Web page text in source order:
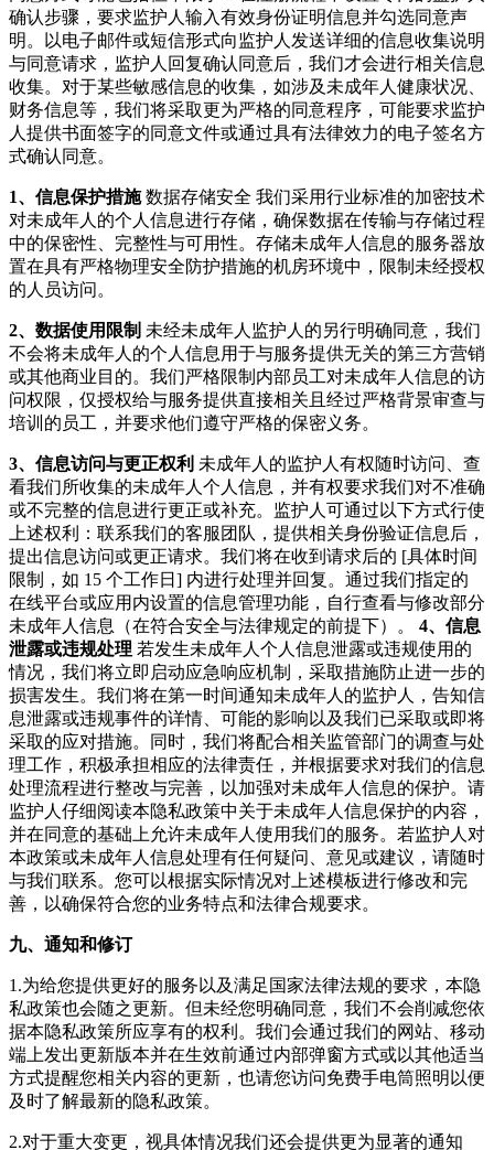
确认步骤，要求监护人输入有效身份证明信息并勾选同意声
明。以电子邮件或短信形式向监护人发送详细的信息收集说明
与同意请求，监护人回复确认同意后，我们才会进行相关信息
收集。对于某些敏感信息的收集，如涉及未成年人健康状况、
财务信息等，我们将采取更为严格的同意程序，可能要求监护
人提供书面签字的同意文件或通过具有法律效力的电子签名方
式确认同意。
1、信息保护措施数据存储安全 我们采用行业标准的加密技术
对未成年人的个人信息进行存储，确保数据在传输与存储过程
中的保密性、完整性与可用性。存储未成年人信息的服务器放
置在具有严格物理安全防护措施的机房环境中，限制未经授权
的人员访问。
2、数据使用限制 未经未成年人监护人的另行明确同意，我们
不会将未成年人的个人信息用于与服务提供无关的第三方营销
或其他商业目的。我们严格限制内部员工对未成年人信息的访
问权限，仅授权给与服务提供直接相关且经过严格背景审查与
培训的员工，并要求他们遵守严格的保密义务。
3、信息访问与更正权利 未成年人的监护人有权随时访问、查
看我们所收集的未成年人个人信息，并有权要求我们对不准确
或不完整的信息进行更正或补充。监护人可通过以下方式行使
上述权利：联系我们的客服团队，提供相关身份验证信息后，
提出信息访问或更正请求。我们将在收到请求后的 [具体时间
限制，如 15 个工作日] 内进行处理并回复。通过我们指定的
在线平台或应用内设置的信息管理功能，自行查看与修改部分
未成年人信息（在符合安全与法律规定的前提下）。 4、信息
泄露或违规处理 若发生未成年人个人信息泄露或违规使用的
情况，我们将立即启动应急响应机制，采取措施防止进一步的
损害发生。我们将在第一时间通知未成年人的监护人，告知信
息泄露或违规事件的详情、可能的影响以及我们已采取或即将
采取的应对措施。同时，我们将配合相关监管部门的调查与处
理工作，积极承担相应的法律责任，并根据要求对我们的信息
处理流程进行整改与完善，以加强对未成年人信息的保护。请
监护人仔细阅读本隐私政策中关于未成年人信息保护的内容，
并在同意的基础上允许未成年人使用我们的服务。若监护人对
本政策或未成年人信息处理有任何疑问、意见或建议，请随时
与我们联系。您可以根据实际情况对上述模板进行修改和完
善，以确保符合您的业务特点和法律合规要求。
九、通知和修订
1.为给您提供更好的服务以及满足国家法律法规的要求，本隐
私政策也会随之更新。但未经您明确同意，我们不会削减您依
据本隐私政策所应享有的权利。我们会通过我们的网站、移动
端上发出更新版本并在生效前通过内部弹窗方式或以其他适当
方式提醒您相关内容的更新，也请您访问免费手电筒照明 以便
及时了解最新的隐私政策。
2.对于重大变更，视具体情况我们还会提供更为显著的通知